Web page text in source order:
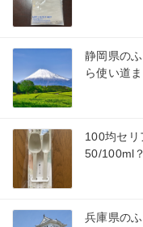
静岡県の
ら使い道
100均セリ
50/100ml
兵庫県の